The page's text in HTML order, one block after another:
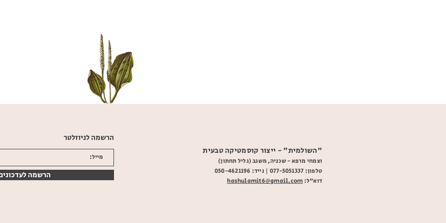
הרשמה לניוזלטר
הרשמה
"השולמית" - ייצור קוסמטיקה טבעית
וצמחי מרפא - שכניה, משגב (גליל תחתון)
דוא"ל: hashulamit6@gmail.com